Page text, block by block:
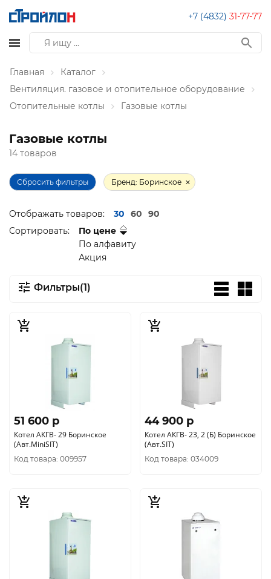
+7 (4832) 31-77-77
Главная
Каталог
Вентиляция. газовое и отопительное оборудование
Отопительные котлы
Газовые котлы
Газовые котлы
14 товаров
Сбросить фильтры Бренд: Боринское
Отображать товаров: 30 60
90
Сортировать:
По цене
По алфавиту
Акция
Фильтры(1)
51 600 p
Котел АКГВ- 29 Боринское
(Авт.MiniSIT)
Код товара: 009957
44 900 p
Котел АКГВ- 23, 2 (Б) Боринское
(Авт.SIT)
Код товара: 034009